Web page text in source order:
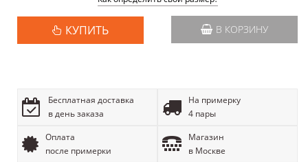
КУПИТЬ В КОРЗИНУ
Бесплатная доставка
в день заказа
На примерку
4 пары
Оплата
после примерки
Магазин
в Москве